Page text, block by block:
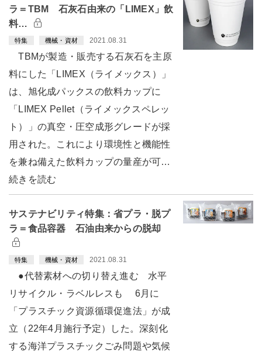
ラ＝TBM 石灰石由来の「LIMEX」飲
料…
特集 機械・資材 2021.08.31
TBMが製造・販売する石灰石を主原
料にした「LIMEX（ライメックス）」
は、旭化成パックスの飲料カップに
「LIMEX Pellet（ライメックスペレッ
ト）」の真空・圧空成形グレードが採
用された。これにより環境性と機能性
を兼ね備えた飲料カップの量産が可…
続きを読む
サステナビリティ特集：省プラ・脱プ
ラ＝食品容器 石油由来からの脱却
特集 機械・資材 2021.08.31
●代替素材への切り替え進む 水平
リサイクル・ラベルレスも 6月に
「プラスチック資源循環促進法」が成
立（22年4月施行予定）した。深刻化
する海洋プラスチックごみ問題や気候